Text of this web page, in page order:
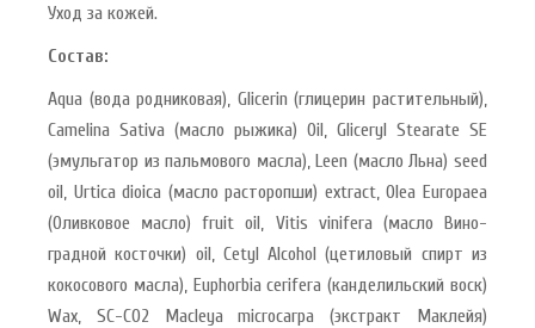
Уход за кожей.
Состав:
Aqua (вода родниковая), Glicerin (глицерин растительный),
Camelina Sativa (масло рыжика) Oil, Gliceryl Stearate SE
(эмульгатор из пальмового масла), Leen (масло Льна) seed
oil, Urtica dioica (масло расторопши) extract, Olea Europaea
(Оливковое масло) fruit oil, Vitis vinifera (масло Вино-
градной косточки) oil, Cetyl Alcohol (цетиловый спирт из
кокосового масла), Euphorbia cerifera (канделильский воск)
Wax, SC-CO2 Macleya microcarpa (экстракт Маклейя)